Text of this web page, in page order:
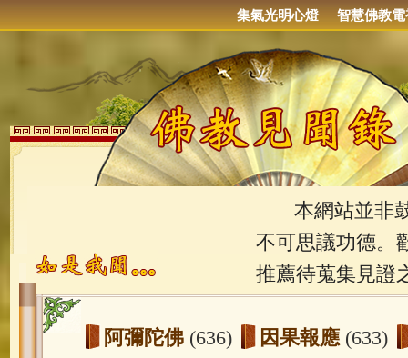
集氣光明心燈 智慧佛教電
本網站並非鼓
不可思議功德。
推薦待蒐集見證
阿彌陀佛 (636) 因果報應 (633)